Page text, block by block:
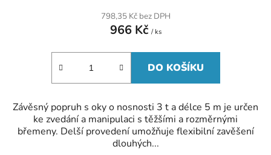
798,35 Kč bez DPH
966 Kč / ks
DO KOŠÍKU
Závěsný popruh s oky o nosnosti 3 t a délce 5 m je určen
ke zvedání a manipulaci s těžšími a rozměrnými
břemeny. Delší provedení umožňuje flexibilní zavěšení
dlouhých...